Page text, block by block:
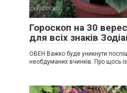
Гороскоп
Гороскоп на 30
для всіх знаків
ОВЕН Важко буде уникнути
необдуманих вчинків. Про щось із